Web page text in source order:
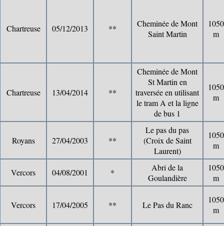
Chartreuse 05/12/2013 **
Cheminée de Mont
Saint Martin
1050
m
Chartreuse 13/04/2014 **
Cheminée de Mont
St Martin en
traversée en utilisant
le tram A et la ligne
de bus 1
1050
m
Royans 27/04/2003 **
Le pas du pas
(Croix de Saint
Laurent)
1050
m
Vercors 04/08/2001 *
Abri de la
Goulandière
1050
m
Vercors 17/04/2005 ** Le Pas du Ranc
1050
m